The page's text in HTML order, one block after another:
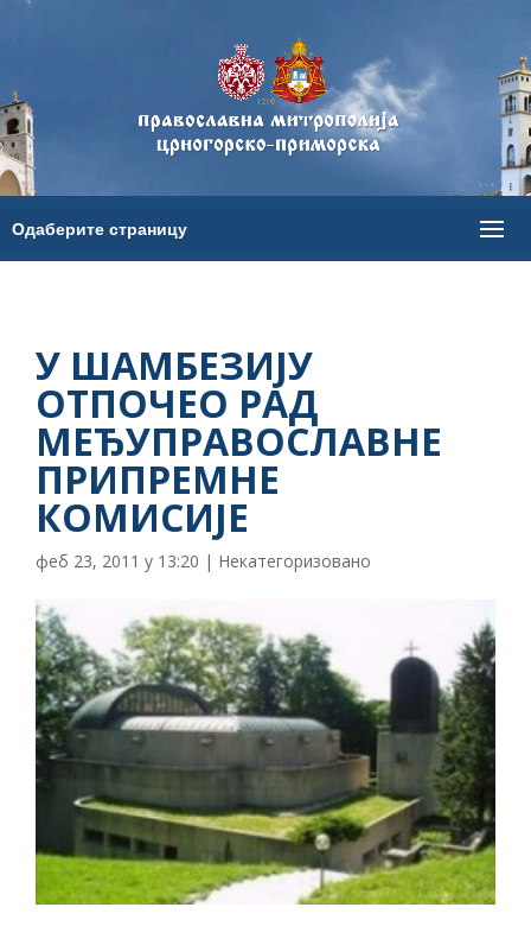
У ШАМБЕЗИЈУ
ОТПОЧЕО РАД
МЕЂУПРАВОСЛАВНЕ
ПРИПРЕМНЕ
КОМИСИЈЕ
феб 23, 2011 у 13:20 | Некатегоризовано